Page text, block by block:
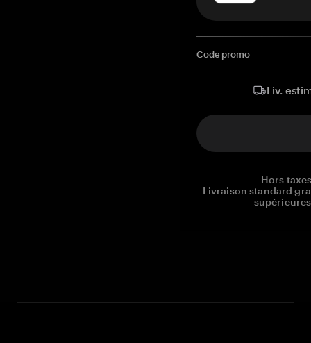
Code promo
Liv.
Hors
Livraison standard